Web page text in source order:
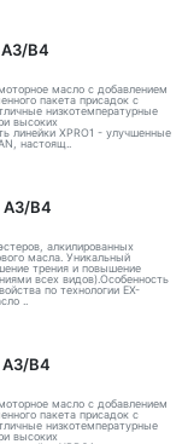
A3/B4
масло с добавлением
пакета присадок с
низкотемпературные
высоких
линейки XPRO1 - улучшенные
настоящ..
A3/B4
алкилированных
масла. Уникальный
трения и повышение
всех видов).Особенность
по технологии EX-
..
A3/B4
масло с добавлением
пакета присадок с
низкотемпературные
высоких